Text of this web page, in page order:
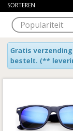
SORTEREN
Gratis
bestelt. (**